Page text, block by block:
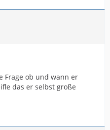
Frage ob und wann er
das er selbst große